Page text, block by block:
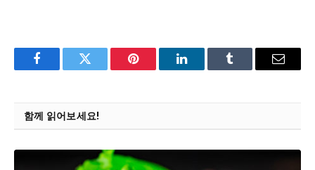
FacebookTwitter Pinterest LinkedInTumblr Email
함께 읽어보세요!